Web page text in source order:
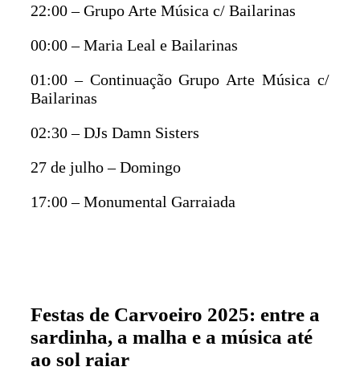
22:00 – Grupo Arte Música c/ Bailarinas
00:00 – Maria Leal e Bailarinas
01:00 – Continuação Grupo Arte Música c/
Bailarinas
02:30 – DJs Damn Sisters
27 de julho – Domingo
17:00 – Monumental Garraiada
Festas de Carvoeiro 2025: entre a
sardinha, a malha e a música até
ao sol raiar